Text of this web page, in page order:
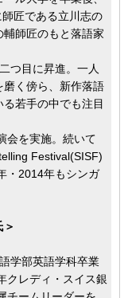
匠である立川志の
師匠のもと落語家
つ目に昇進。一人
く傍ら、新作落語
若手の中でも注目
会を実施。続いて
Festival(SISF)
・2014年もシンガ
学部英語学科卒業
クレディ・スイス銀